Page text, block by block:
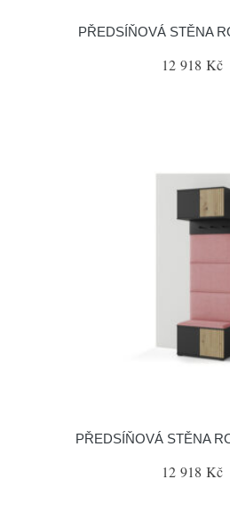
PŘEDSÍŇOVÁ STĚNA
12 918 Kč
PŘEDSÍŇOVÁ STĚNA
12 918 Kč